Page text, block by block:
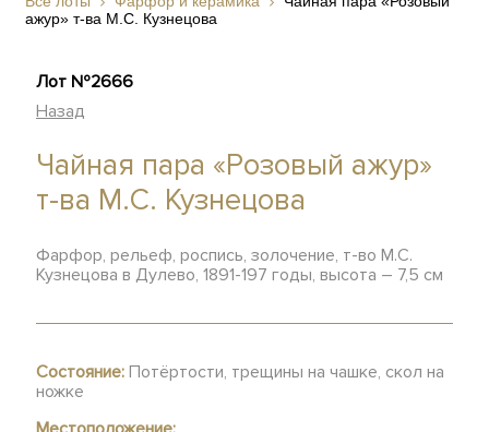
ажур» т-ва М.С. Кузнецова
Лот №2666
Назад
Чайная пара «Розовый ажур»
т-ва М.С. Кузнецова
Фарфор, рельеф, роспись, золочение, т-во М.С.
Кузнецова в Дулево, 1891-197 годы, высота – 7,5 см
Состояние: Потёртости, трещины на чашке, скол на
ножке